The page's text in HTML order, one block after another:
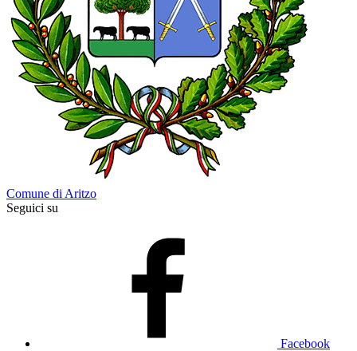
Comune di Aritzo
Seguici su
Facebook